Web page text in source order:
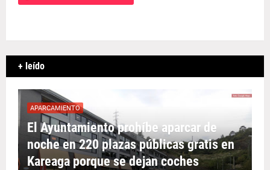
+ leído
APARCAMIENTO
El Ayuntamiento prohíbe aparcar de
noche en 220 plazas públicas gratis en
Kareaga porque se dejan coches